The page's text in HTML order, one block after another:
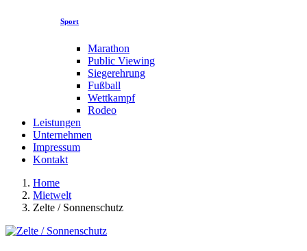
Sport
Marathon
Public Viewing
Siegerehrung
Fußball
Wettkampf
Rodeo
Leistungen
Unternehmen
Impressum
Kontakt
Home
Mietwelt
Zelte / Sonnenschutz